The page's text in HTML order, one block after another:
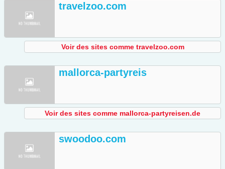
travelzoo.com
Voir des sites comme travelzoo.com
mallorca-partyreis
Voir des sites comme mallorca-partyreisen.de
swoodoo.com